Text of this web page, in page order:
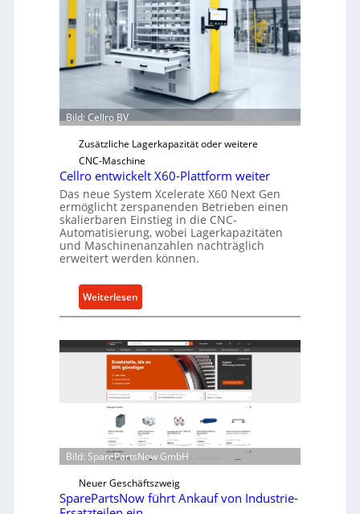
s
c
h
e
r
Ü
b
s
t
s
c
u
t
f
ü
r
i
d
i
r
t
Bild: Cellro BV
Zusätzliche Lagerkapazität oder weitere
CNC-Maschine
Cellro entwickelt X60-Plattform weiter
Das neue System Xcelerate X60 Next Gen
ermöglicht zerspanenden Betrieben einen
skalierbaren Einstieg in die CNC-
Automatisierung, wobei Lagerkapazitäten
und Maschinenanzahlen nachträglich
erweitert werden können.
Weiterlesen:
C
l
l
n
t
w
i
c
Bild: SparePartsNow GmbH
Neuer Geschäftszweig
SparePartsNow führt Ankauf von Industrie-